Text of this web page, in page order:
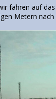
fahren auf
Metern nach